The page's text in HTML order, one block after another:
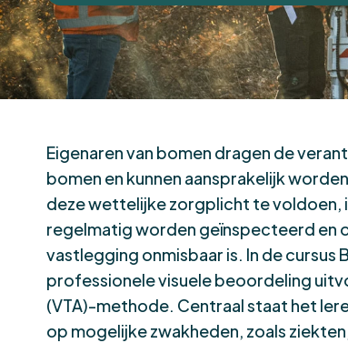
Eigenaren van bomen dragen de
bomen en kunnen aansprakelijk
deze wettelijke zorgplicht te voldoen,
regelmatig worden geïnspecteerd en
vastlegging onmisbaar is. In de cursus
professionele visuele beoordeling
(VTA)-methode. Centraal staat het
op mogelijke zwakheden, zoals